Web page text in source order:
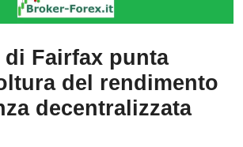
di Fairfax punta
del rendimento
decentralizzata